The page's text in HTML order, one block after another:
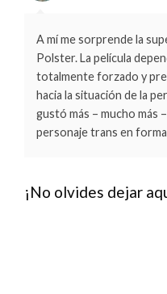
A mí me sorprende la
Polster. La película
totalmente forzado y
hacia la situación de la
gustó más – mucho más
personaje trans en
¡No olvides dejar